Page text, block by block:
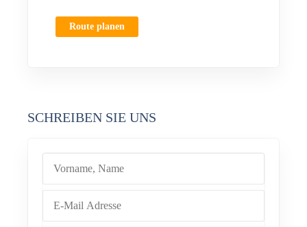
Route planen
SCHREIBEN SIE UNS